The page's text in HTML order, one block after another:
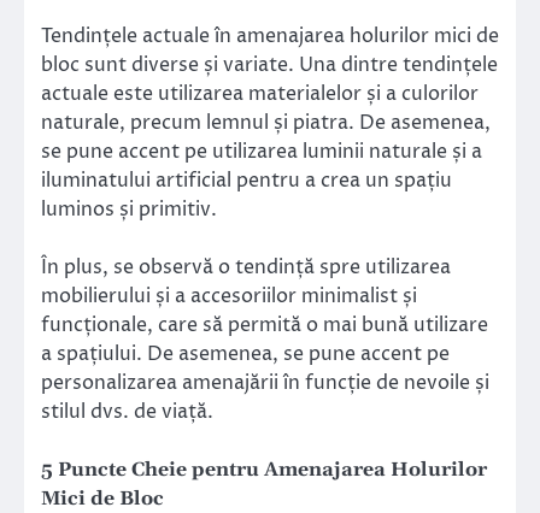
Tendințele actuale în amenajarea holurilor mici de
bloc sunt diverse și variate. Una dintre tendințele
actuale este utilizarea materialelor și a culorilor
naturale, precum lemnul și piatra. De asemenea,
se pune accent pe utilizarea luminii naturale și a
iluminatului artificial pentru a crea un spațiu
luminos și primitiv.
În plus, se observă o tendință spre utilizarea
mobilierului și a accesoriilor minimalist și
funcționale, care să permită o mai bună utilizare
a spațiului. De asemenea, se pune accent pe
personalizarea amenajării în funcție de nevoile și
stilul dvs. de viață.
5 Puncte Cheie pentru Amenajarea Holurilor
Mici de Bloc